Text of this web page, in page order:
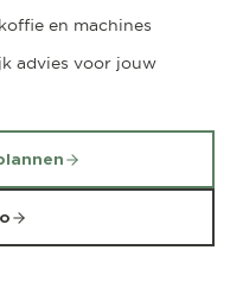
en machines
advies voor jouw